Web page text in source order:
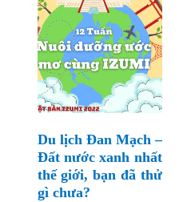
Du lịch Đan Mạch –
Đất nước xanh nhất
thế giới, bạn đã thử
gì chưa?